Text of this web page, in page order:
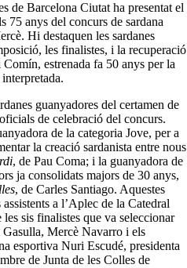
de Barcelona Ciutat ha presentat el
75 anys del concurs de sardana
Hi destaquen les sardanes
les finalistes, i la recuperació
estrenada fa 50 anys per la
guanyadores del certamen de
de celebració del concurs.
de la categoria Jove, per a
la creació sardanista entre nous
, de Pau Coma; i la guanyadora de
ja consolidats majors de 30 anys,
, de Carles Santiago. Aquestes
a l’Aplec de la Catedral
sis finalistes que va seleccionar
Mercè Navarro i els
esportiva Nuri Escudé, presidenta
de Junta de les Colles de